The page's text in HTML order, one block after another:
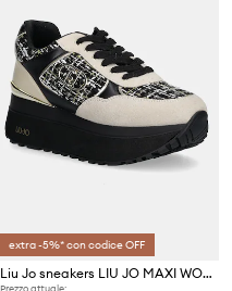
extra -5%* con codice OFF
Liu Jo sneakers LIU JO MAXI WONDER PLUS 01
Prezzo attuale: